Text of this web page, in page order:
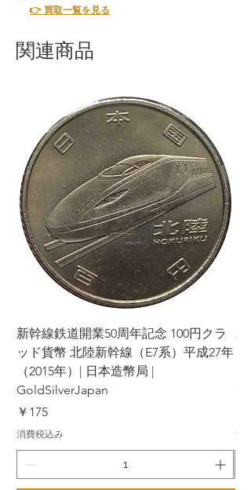
👉 買取一覧を見る
関連商品
新幹線鉄道開業50周年記念 100円クラ
ッド貨幣 北陸新幹線（E7系）平成27年
（2015年）| 日本造幣局 |
GoldSilverJapan
価格
￥175
消費税込み 消